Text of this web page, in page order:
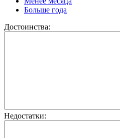
Больше года
Достоинства:
Недостатки: